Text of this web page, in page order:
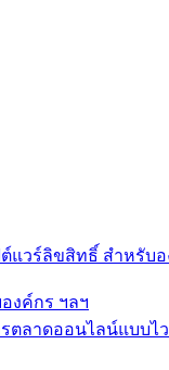
งค์กร ฯลฯ